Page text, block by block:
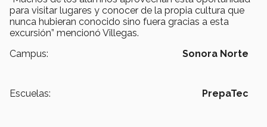
para visitar lugares y conocer de la propia cultura que
nunca hubieran conocido sino fuera gracias a esta
excursión” mencionó Villegas.
Campus:
Sonora Norte
Escuelas: PrepaTec